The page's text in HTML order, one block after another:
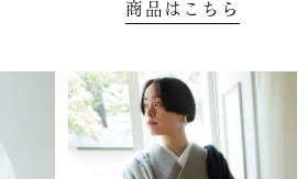
商品はこちら